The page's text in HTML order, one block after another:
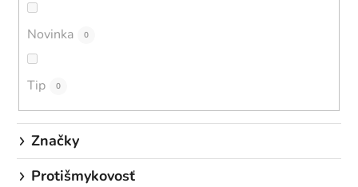
Novinka 0
Tip 0
Značky
Protišmykovosť